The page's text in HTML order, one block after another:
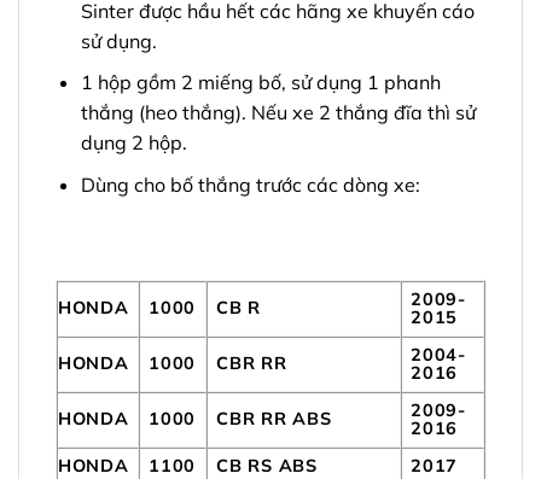
Sinter được hầu hết các hãng xe khuyến cáo
sử dụng.
1 hộp gồm 2 miếng bố, sử dụng 1 phanh
thắng (heo thắng). Nếu xe 2 thắng đĩa thì sử
dụng 2 hộp.
Dùng cho bố thắng trước các dòng xe:
HONDA 1000 CB R
2009-
2015
HONDA 1000 CBR RR
2004-
2016
HONDA 1000 CBR RR ABS
2009-
2016
HONDA
1100 CB RS ABS 2017